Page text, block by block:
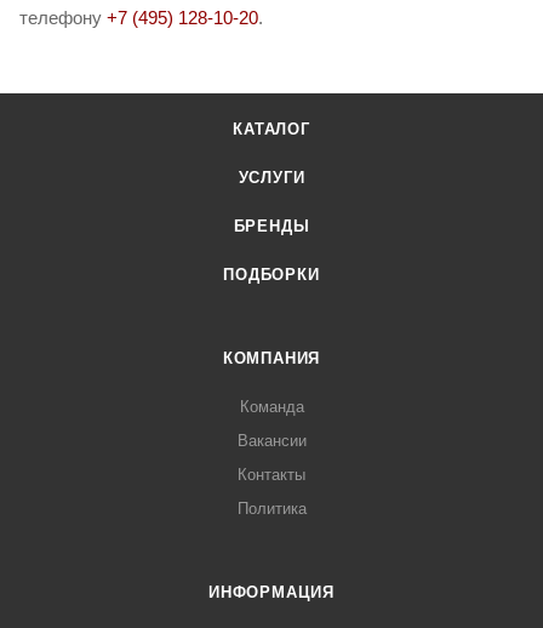
телефону +7 (495) 128-10-20.
КАТАЛОГ
УСЛУГИ
БРЕНДЫ
ПОДБОРКИ
КОМПАНИЯ
Команда
Вакансии
Контакты
Политика
ИНФОРМАЦИЯ